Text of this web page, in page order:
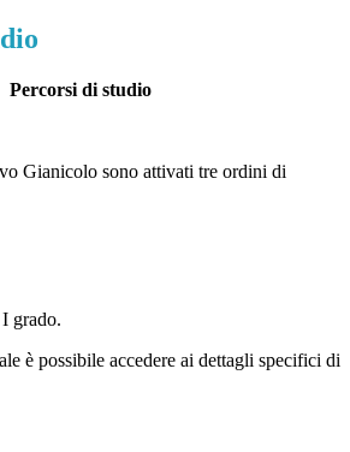
Percorsi di studio
Gianicolo sono attivati tre ordini di
grado.
è possibile accedere ai dettagli specifici di